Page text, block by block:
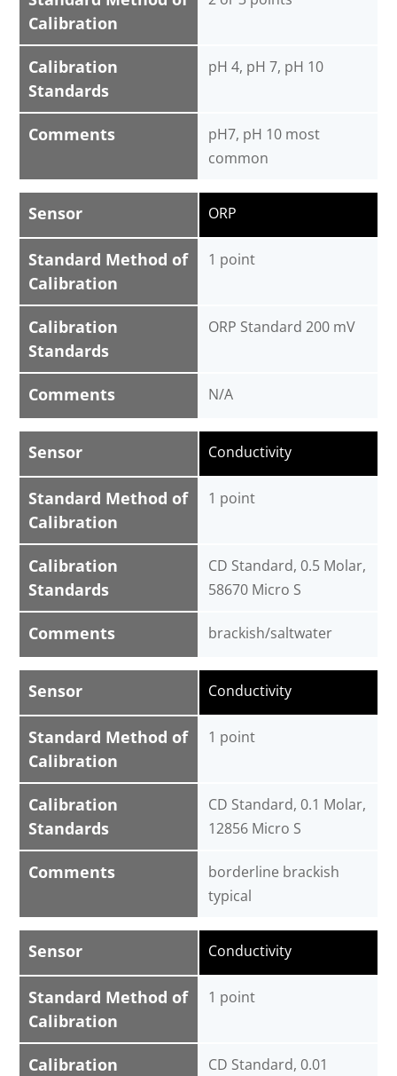
Calibration
Calibration
Standards
Comments
pH 4, pH 7, pH 10
pH7, pH 10 most
common
Sensor
Standard Method of
Calibration
Calibration
Standards
Comments
ORP
1 point
ORP Standard 200 mV
N/A
Sensor
Standard Method of
Calibration
Calibration
Standards
Comments
Conductivity
1 point
CD Standard, 0.5 Molar,
58670 Micro S
brackish/saltwater
Sensor
Standard Method of
Calibration
Calibration
Standards
Comments
Conductivity
1 point
CD Standard, 0.1 Molar,
12856 Micro S
borderline brackish
typical
Sensor
Standard Method of
Calibration
Calibration
Conductivity
1 point
CD Standard, 0.01